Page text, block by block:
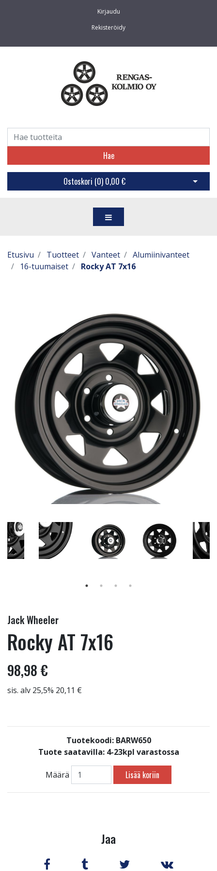
Kirjaudu
Rekisteröidy
Hae
Ostoskori (0) 0,00 € Avaa
Etusivu Tuotteet Vanteet
Alumiinivanteet
16-tuumaiset
Rocky AT 7x16
Jack Wheeler
Rocky AT 7x16
98,98 €
sis. alv 25,5% 20,11 €
Tuotekoodi: BARW650
Tuote saatavilla: 4-23kpl varastossa
Määrä Lisää koriin
Jaa